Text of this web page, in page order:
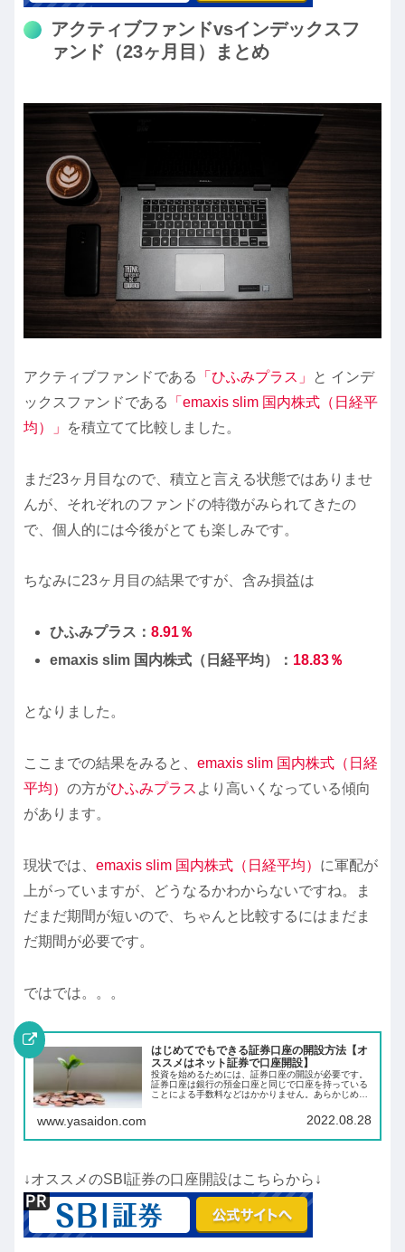
アクティブファンドvsインデックスフ
ァンド（23ヶ月目）まとめ
アクティブファンドである 「ひふみプラス」
と インデ
ックスファンドである
「emaxis slim 国内株式（日経平
均）」
を積立てて比較しました。
まだ23ヶ月目なので、積立と言える状態ではありませ
んが、それぞれのファンドの特徴がみられてきたの
で、個人的には今後がとても楽しみです。
ちなみに23ヶ月目の結果ですが、含み損益は
ひふみプラス：8.91％
emaxis slim 国内株式（日経平均）： 18.83％
となりました。
ここまでの結果をみると、 emaxis slim 国内株式（日経
平均） の方がひふみプラス より高いくなっている傾向
があります。
現状では、 emaxis slim 国内株式（日経平均） に軍配が
上がっていますが、どうなるかわからないですね。ま
だまだ期間が短いので、ちゃんと比較するにはまだま
だ期間が必要です。
ではでは。。。
はじめてでもできる証券口座の開設方法【オ
ススメはネット証券で口座開設】
投資を始めるためには、証券口座の開設が必要です。
証券口座は銀行の預金口座と同じで口座を持っている
ことによる手数料などはかかりません。あらかじめ証
www.yasaidon.com 2022.08.28
↓オススメのSBI証券の口座開設はこちらから↓